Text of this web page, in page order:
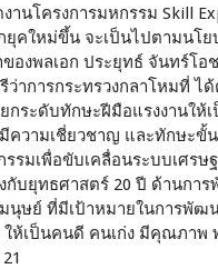
านโครงการมหกรรม Skill
คใหม่ขึ้น จะเป็นไปตามนโย
องพลเอก ประยุทธ์ จันทร์โอ
าการกระทรวงกลาโหมที่ ไ
กระดับทักษะฝีมือแรงงานให้เ
วามเชี่ยวชาญ และทักษะขั้น
รมเพื่อขับเคลื่อนระบบเศรษ
กับยุทธศาสตร์ 20 ปี ด้านกา
มนุษย์ ที่มีเป้าหมายในการพัฒ
ห้เป็นคนดี คนเก่ง มีคุณภาพ